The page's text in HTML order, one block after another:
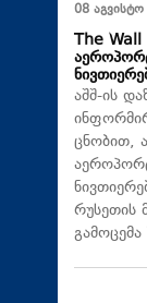
08
The Wall
აშშ-ის
ცნობით,
რუსეთის